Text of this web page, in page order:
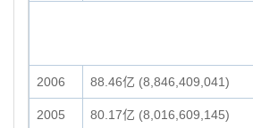
2006 88.46亿 (8,846,409,041)
2005 80.17亿 (8,016,609,145)